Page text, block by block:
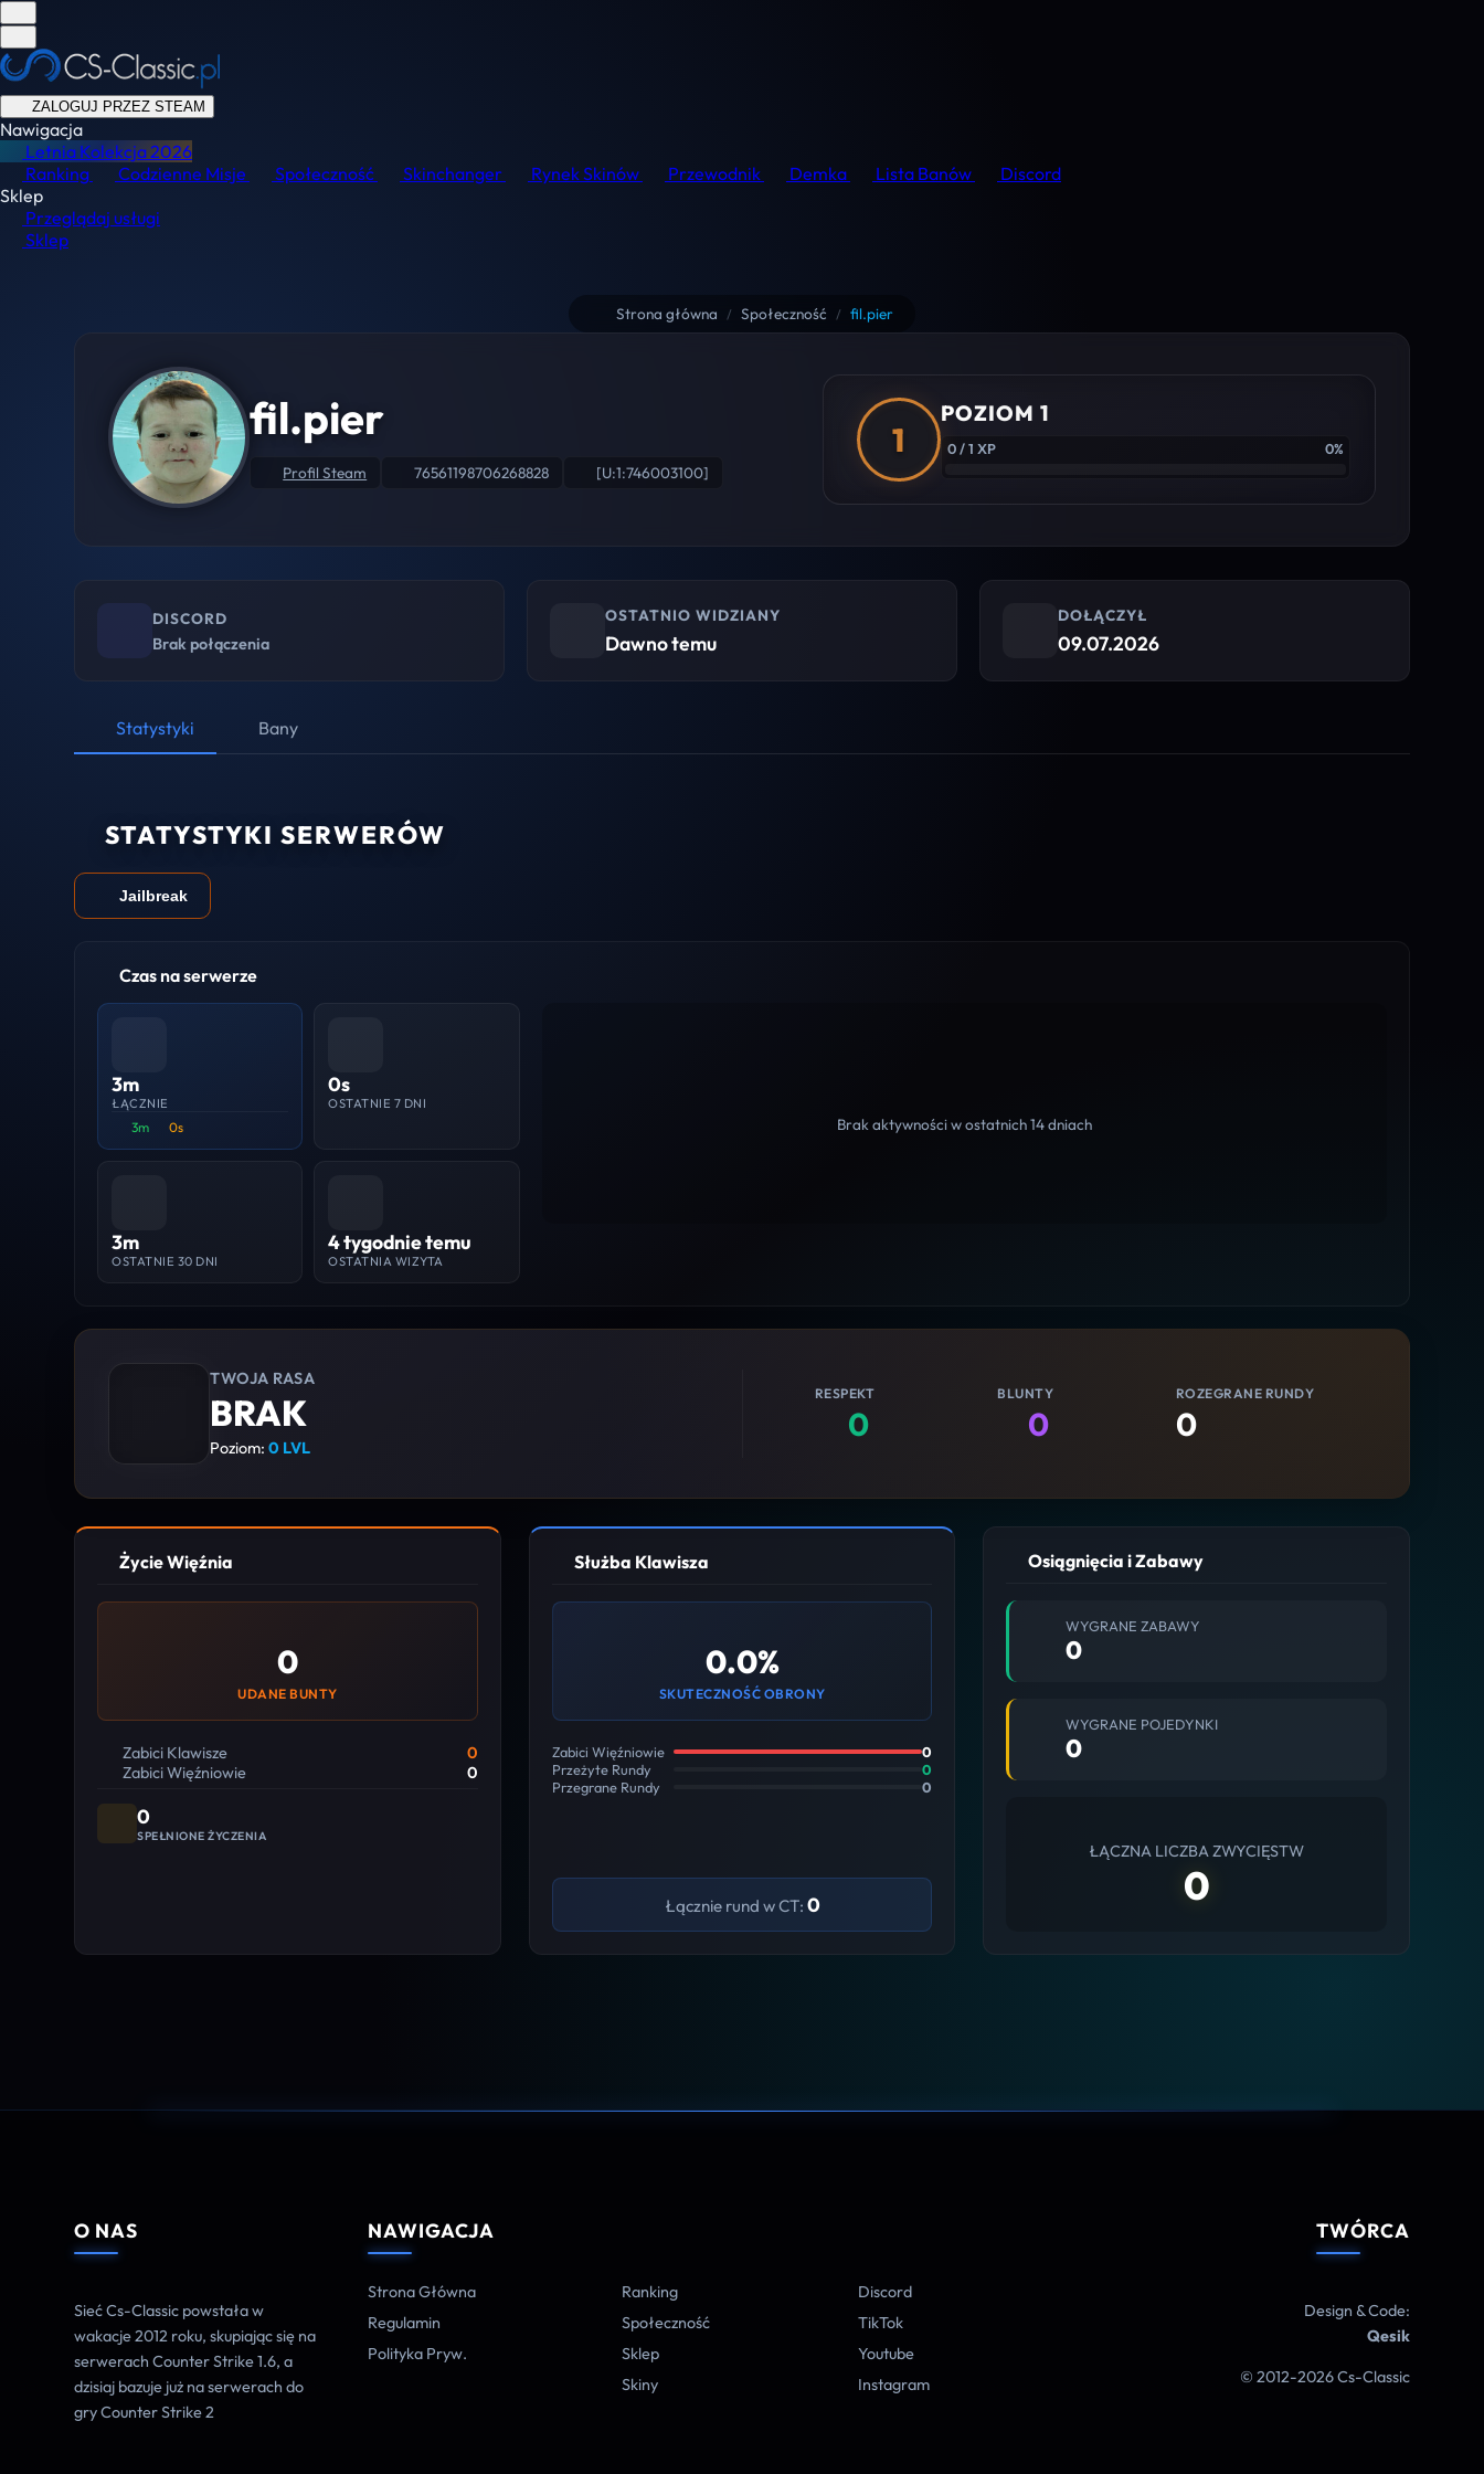
ZALOGUJ PRZEZ STEAM
Nawigacja
Letnia Kolekcja2026
Ranking
Codzienne Misje Społeczność Skinchanger Rynek Skinów Przewodnik Demka Lista Banów
Discord
Sklep
Przeglądaj usługi
Sklep
Strona główna / Społeczność / fil.pier
fil.pier
Profil Steam 76561198706268828 [U:1:746003100]
1
POZIOM 1
0 / 1 XP 0%
DISCORD
Brak połączenia
OSTATNIO WIDZIANY
Dawno temu
DOŁĄCZYŁ
09.07.2026
Statystyki Bany
STATYSTYKI SERWERÓW
Jailbreak
Czas na serwerze
3m
ŁĄCZNIE
3m 0s
0s
OSTATNIE 7 DNI
3m
OSTATNIE 30 DNI
4 tygodnie temu
OSTATNIA WIZYTA
Brak aktywności w ostatnich 14 dniach
TWOJA RASA
BRAK
Poziom:0 LVL
RESPEKT
0
BLUNTY
0
ROZEGRANE RUNDY
0
Życie Więźnia
0
UDANE BUNTY
Zabici Klawisze
0
Zabici Więźniowie
0
0
SPEŁNIONE ŻYCZENIA
Służba Klawisza
0.0%
SKUTECZNOŚĆ OBRONY
Zabici Więźniowie
0
Przeżyte Rundy
0
Przegrane Rundy
0
Łącznie rund w CT: 0
Osiągnięcia i Zabawy
WYGRANE ZABAWY
0
WYGRANE POJEDYNKI
0
ŁĄCZNA LICZBA ZWYCIĘSTW
0
O NAS
Sieć Cs-Classic powstała w
wakacje 2012 roku, skupiając się na
serwerach Counter Strike 1.6, a
dzisiaj bazuje już na serwerach do
gry Counter Strike 2
NAWIGACJA
Strona Główna
Regulamin
Polityka Pryw.
Ranking
Społeczność
Sklep
Skiny
Discord
TikTok
Youtube
Instagram
TWÓRCA
Design & Code:
Qesik
© 2012-2026 Cs-Classic